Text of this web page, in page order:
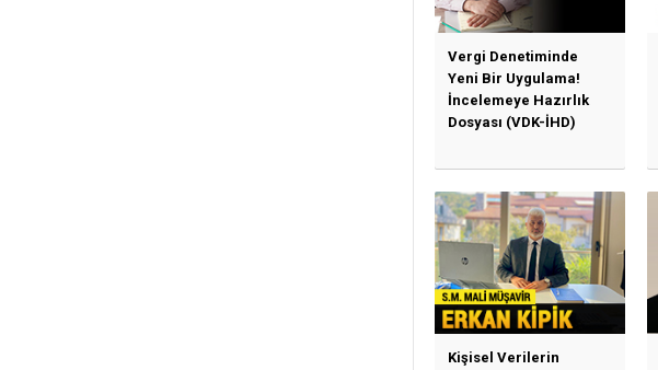
Vergi Denetiminde
Yeni Bir Uygulama!
İncelemeye Hazırlık
Dosyası (VDK-İHD)
Kişisel Verilerin